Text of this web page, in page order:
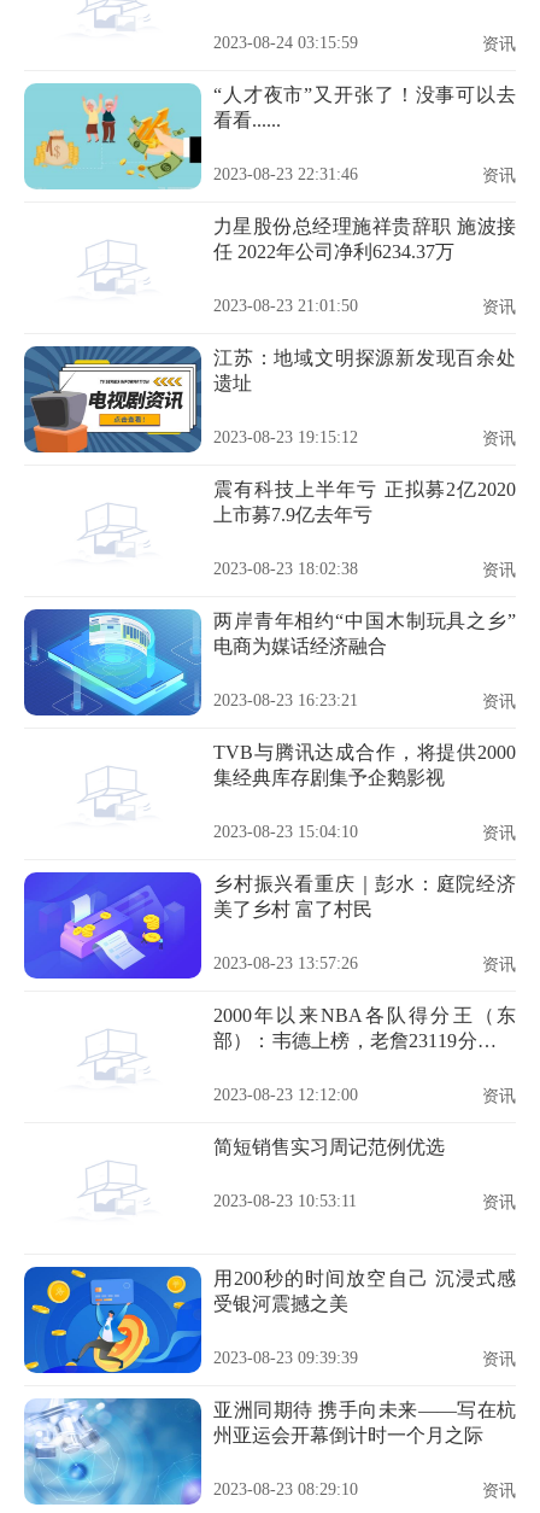
2023-08-24 03:15:59 资讯
“人才夜市”又开张了！没事可以去
看看......
2023-08-23 22:31:46 资讯
力星股份总经理施祥贵辞职 施波接
任 2022年公司净利6234.37万
2023-08-23 21:01:50 资讯
江苏：地域文明探源新发现百余处
遗址
2023-08-23 19:15:12 资讯
震有科技上半年亏 正拟募2亿2020
上市募7.9亿去年亏
2023-08-23 18:02:38 资讯
两岸青年相约“中国木制玩具之乡”
电商为媒话经济融合
2023-08-23 16:23:21 资讯
TVB与腾讯达成合作，将提供2000
集经典库存剧集予企鹅影视
2023-08-23 15:04:10 资讯
乡村振兴看重庆｜彭水：庭院经济
美了乡村 富了村民
2023-08-23 13:57:26 资讯
2000年以来NBA各队得分王（东
部）：韦德上榜，老詹23119分排第
2023-08-23 12:12:00 资讯
简短销售实习周记范例优选
2023-08-23 10:53:11 资讯
用200秒的时间放空自己 沉浸式感
受银河震撼之美
2023-08-23 09:39:39 资讯
亚洲同期待 携手向未来——写在杭
州亚运会开幕倒计时一个月之际
2023-08-23 08:29:10 资讯